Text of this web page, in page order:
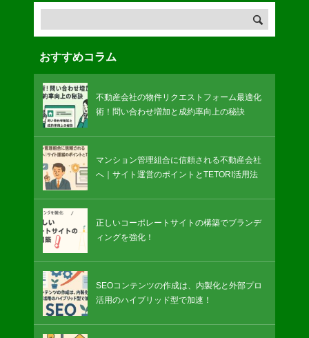
おすすめコラム
不動産会社の物件リクエストフォーム最適化
術！問い合わせ増加と成約率向上の秘訣
マンション管理組合に信頼される不動産会社
へ｜サイト運営のポイントとTETORI活用法
正しいコーポレートサイトの構築でブランデ
ィングを強化！
SEOコンテンツの作成は、内製化と外部プロ
活用のハイブリッド型で加速！